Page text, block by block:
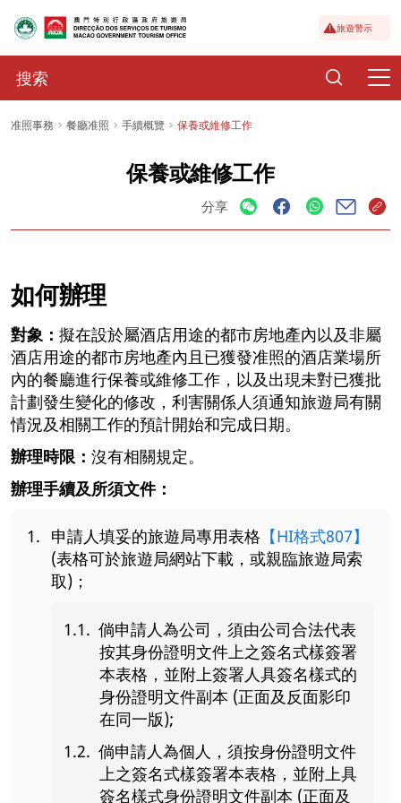
旅遊警示
准照事務 餐廳准照 手續概覽 保養或維修工作
保養或維修工作
分享
如何辦理
對象： 擬在設於屬酒店用途的都市房地產內以及非屬
酒店用途的都市房地產內且已獲發准照的酒店業場所
內的餐廳進行保養或維修工作，以及出現未對已獲批
計劃發生變化的修改，利害關係人須通知旅遊局有關
情況及相關工作的預計開始和完成日期。
辦理時限： 沒有相關規定。
辦理手續及所須文件：
申請人填妥的旅遊局專用表格 【HI格式807】
(表格可於旅遊局網站下載，或親臨旅遊局索
取)；
倘申請人為公司，須由公司合法代表
按其身份證明文件上之簽名式樣簽署
本表格，並附上簽署人具簽名樣式的
身份證明文件副本 (正面及反面影印
在同一版);
倘申請人為個人，須按身份證明文件
上之簽名式樣簽署本表格，並附上具
簽名樣式身份證明文件副本 (正面及